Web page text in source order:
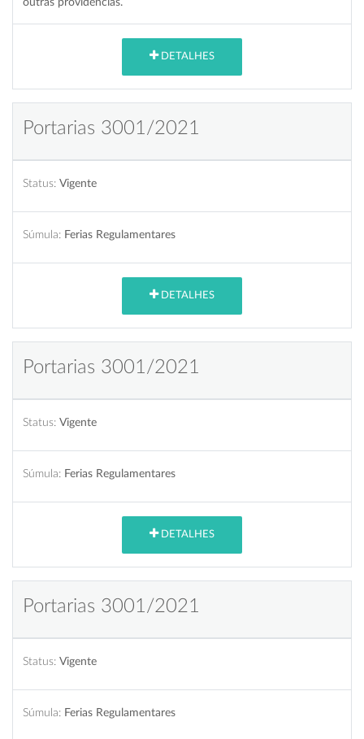
DETALHES
Portarias 3001/2021
Status: Vigente
Súmula: Ferias Regulamentares
DETALHES
Portarias 3001/2021
Status: Vigente
Súmula: Ferias Regulamentares
DETALHES
Portarias 3001/2021
Status: Vigente
Súmula: Ferias Regulamentares